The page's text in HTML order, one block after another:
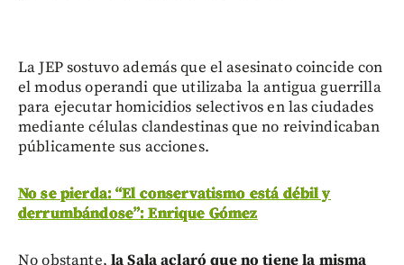
La JEP sostuvo además que el asesinato coincide con
el modus operandi que utilizaba la antigua guerrilla
para ejecutar homicidios selectivos en las ciudades
mediante células clandestinas que no reivindicaban
públicamente sus acciones.
No se pierda: “El conservatismo está débil y
derrumbándose”: Enrique Gómez
No obstante, la Sala aclaró que no tiene la misma